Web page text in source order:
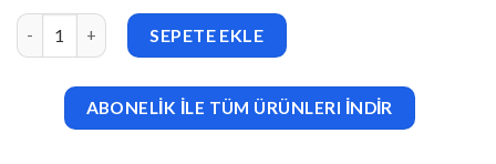
Ultimate Addons for Elementor PRO v1.44.3 adet
SEPETE EKLE
ABONELİK İLE TÜM ÜRÜNLERI İNDİR